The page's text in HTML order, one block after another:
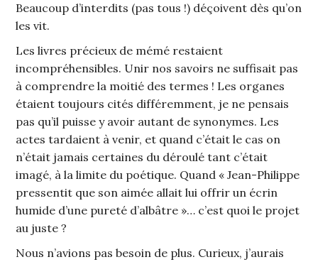
Beaucoup d’interdits (pas tous !) déçoivent dès qu’on
les vit.
Les livres précieux de mémé restaient
incompréhensibles. Unir nos savoirs ne suffisait pas
à comprendre la moitié des termes ! Les organes
étaient toujours cités différemment, je ne pensais
pas qu’il puisse y avoir autant de synonymes. Les
actes tardaient à venir, et quand c’était le cas on
n’était jamais certaines du déroulé tant c’était
imagé, à la limite du poétique. Quand « Jean-Philippe
pressentit que son aimée allait lui offrir un écrin
humide d’une pureté d’albâtre »… c’est quoi le projet
au juste ?
Nous n’avions pas besoin de plus. Curieux, j’aurais